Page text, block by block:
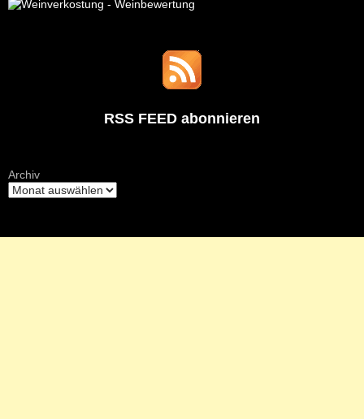
RSS FEED abonnieren
Archiv